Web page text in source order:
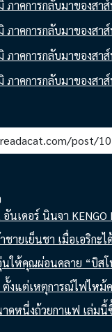
อันเดอร์ นินจา
ชายเย็นชา เมื่อเอริกะ
นให้คุณผ่อนคลาย “บิส
งแต่เหตุการณ์ไฟไหม้
ดหนึ่งถ้วยกาแฟ เล่ม